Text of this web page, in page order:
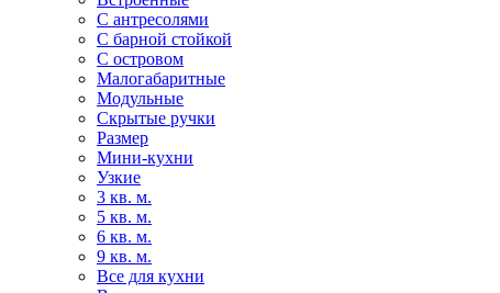
С антресолями
С барной стойкой
С островом
Малогабаритные
Модульные
Скрытые ручки
Размер
Мини-кухни
Узкие
3 кв. м.
5 кв. м.
6 кв. м.
9 кв. м.
Все для кухни